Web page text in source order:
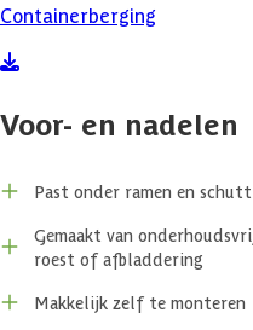
Containerberging
Voor- en nadelen
Past onder ramen en
Gemaakt van
roest of afbladdering
Makkelijk zelf te monteren